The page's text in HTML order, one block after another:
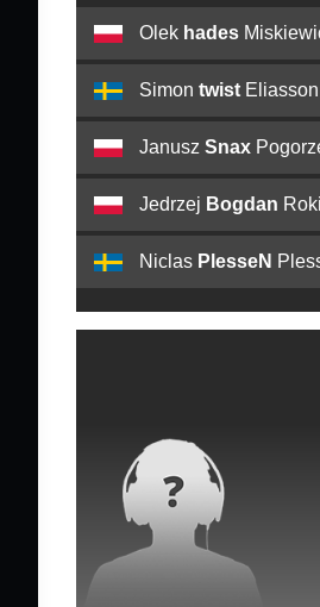
Olek hades
Simon twist Eliasson
Janusz Snax
Jedrzej Bogdan
Niclas PlesseN